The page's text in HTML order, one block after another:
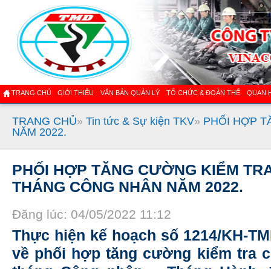
TRANG CHỦ GIỚI THIỆU VĂN BẢN QUẢN LÝ TỔ CHỨC & ĐOÀN THỂ QUAN
TRANG CHỦ» Tin tức & Sự kiện TKV» PHỐI HỢP
NĂM 2022.
PHỐI HỢP TĂNG CƯỜNG KIỂM
THÁNG CÔNG NHÂN NĂM 2022.
Đăng lúc: 04/05/2022 11:12
Thực hiện kế hoạch số 1214/KH-
về phối hợp tăng cường kiểm tra